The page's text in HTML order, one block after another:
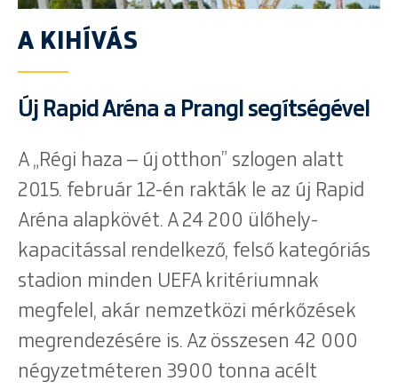
A KIHÍVÁS
Új Rapid Aréna a Prangl segítségével
A „Régi haza – új otthon” szlogen alatt
2015. február 12-én rakták le az új Rapid
Aréna alapkövét. A 24 200 ülőhely-
kapacitással rendelkező, felső kategóriás
stadion minden UEFA kritériumnak
megfelel, akár nemzetközi mérkőzések
megrendezésére is. Az összesen 42 000
négyzetméteren 3900 tonna acélt